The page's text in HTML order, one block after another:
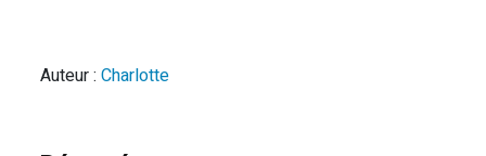
Auteur :Charlotte